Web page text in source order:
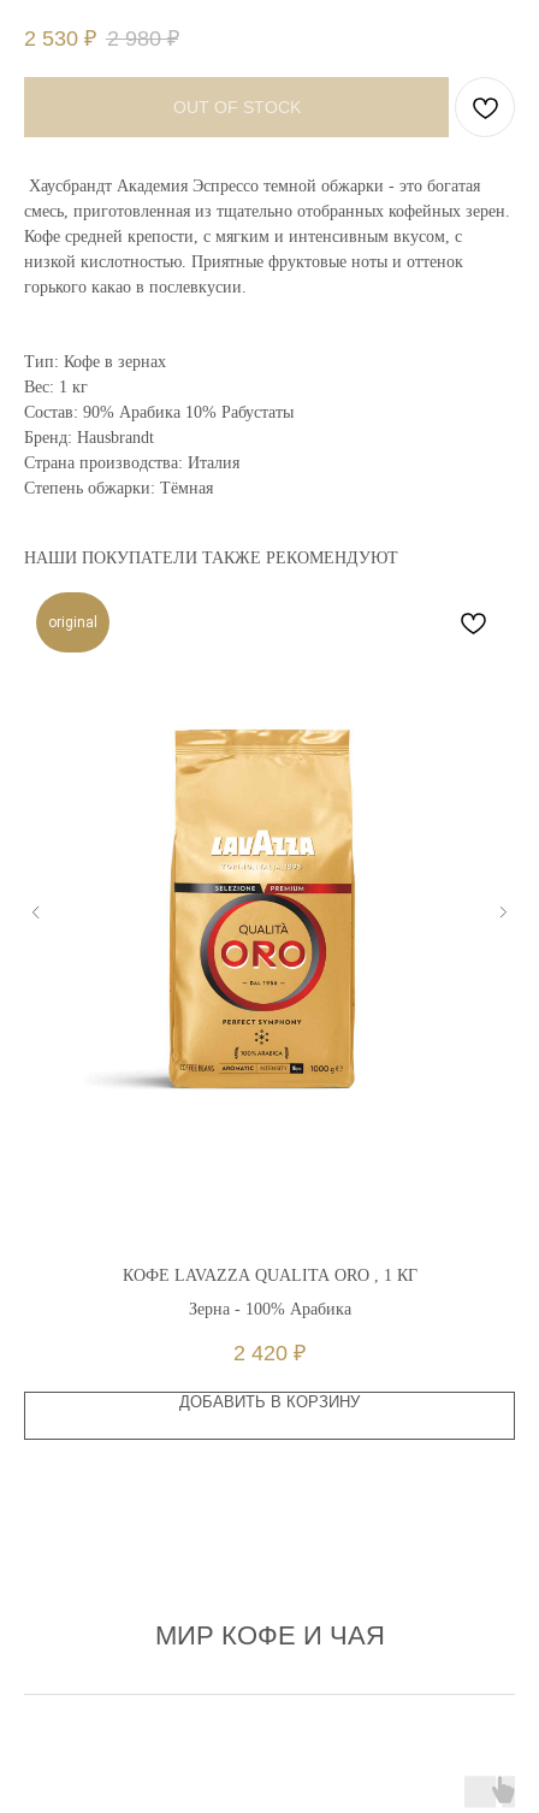
2 530 ₽ 2 980 ₽
OUT OF STOCK
Хаусбрандт Академия Эспрессо темной обжарки - это богатая
смесь, приготовленная из тщательно отобранных кофейных зерен.
Кофе средней крепости, с мягким и интенсивным вкусом, с
низкой кислотностью. Приятные фруктовые ноты и оттенок
горького какао в послевкусии.
Тип: Кофе в зернах
Вес: 1 кг
Состав: 90% Арабика 10% Рабустаты​
Бренд: Hausbrandt
Страна производства: Италия
Степень обжарки: Тёмная
НАШИ ПОКУПАТЕЛИ ТАКЖЕ РЕКОМЕНДУЮТ
original
КОФЕ LAVAZZA QUALITA ORO , 1 КГ
Зерна - 100% Арабика
2 420 ₽
ДОБАВИТЬ В КОРЗИНУ
МИР КОФЕ И ЧАЯ